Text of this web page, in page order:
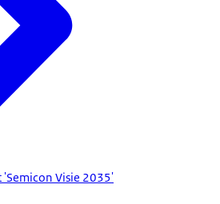
Visie 2035'